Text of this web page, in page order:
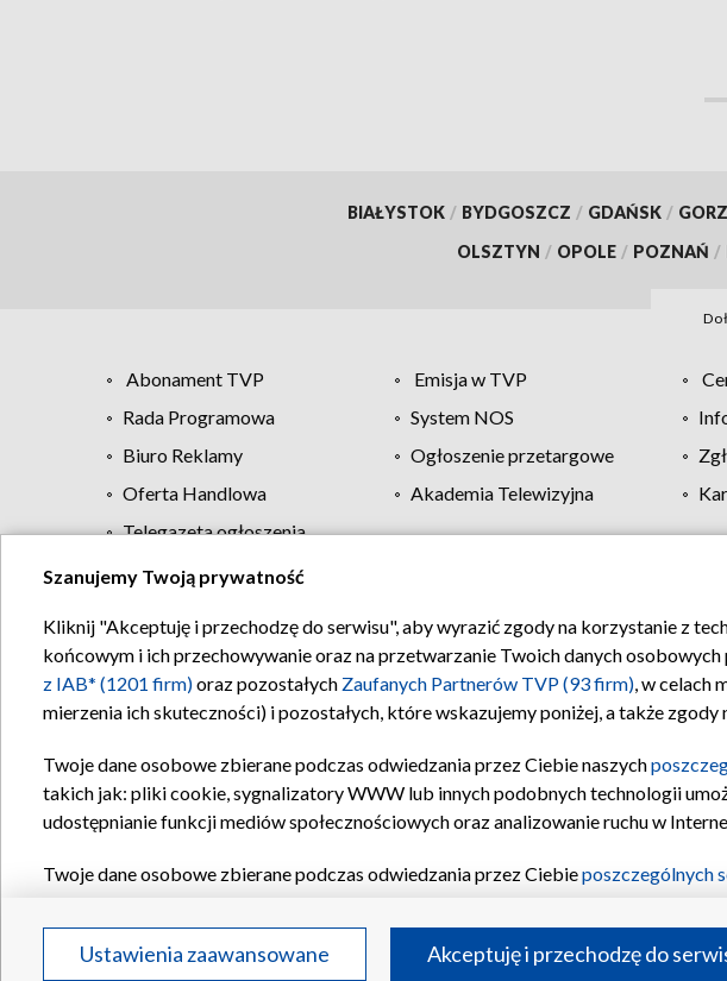
BIAŁYSTOK / BYDGOSZCZ / GDAŃSK /
OLSZTYN / OPOLE / POZNAŃ /
Abonament TVP Emisja w TVP
Rada Programowa
System NOS
Biuro Reklamy
Ogłoszenie przetargowe
Oferta Handlowa
Akademia Telewizyjna
Telegazeta ogłoszenia
Regulamin TVP Polityka prywatności
Szanujemy Twoją prywatność
Kliknij "Akceptuję i przechodzę do serwisu", aby wyrazić zgody na korzystanie z
końcowym i ich przechowywanie oraz na przetwarzanie Twoich danych
z IAB* (1201 firm)oraz pozostałych Zaufanych Partnerów TVP (93 firm), w celach
mierzenia ich skuteczności) i pozostałych, które wskazujemy poniżej, a także
Twoje dane osobowe zbierane podczas odwiedzania przez Ciebie naszych
takich jak: pliki cookie, sygnalizatory WWW lub innych podobnych technologii
udostępnianie funkcji mediów społecznościowych oraz analizowanie ruchu w
Twoje dane osobowe zbierane podczas odwiedzania przez Ciebieposzczególnych
Partnerów TVPdla realizacji następujących celów i funkcji: przechowywania
reklam, tworzenia profilu spersonalizowanych reklam, tworzenia profilu
Ustawienia zaawansowane Akceptuję i przechodzę do